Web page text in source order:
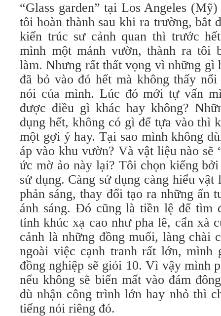
“Glass garden” tại Los Angeles
tôi hoàn thành sau khi ra trường, bắt
kiến trúc sư cảnh quan thì trước
mình một mảnh vườn, thành ra tôi
làm. Nhưng rất thất vọng vì những gì
đã bỏ vào đó hết mà không thấy
nói của mình. Lúc đó mới tự vấn
được điều gì khác hay không?
dụng hết, không có gì để tựa vào thì
một gợi ý hay. Tại sao mình không
áp vào khu vườn? Và vật liệu nào sẽ
ức mờ ảo này lại? Tôi chọn kiếng
sử dụng. Càng sử dụng càng hiểu
phản sáng, thay đổi tạo ra những ấn
ánh sáng. Đó cũng là tiền lệ để tìm
tính khúc xạ cao như pha lê, cẩn xà
cảnh là những đồng muối, làng chài
ngoài việc cạnh tranh rất lớn, mình
đồng nghiệp sẽ giỏi 10. Vì vậy mình
nếu không sẽ biến mất vào đám
dù nhận công trình lớn hay nhỏ thì
tiếng nói riêng đó.